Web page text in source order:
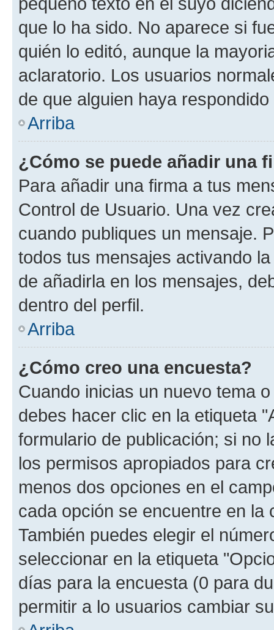
que lo ha sido. No aparece si
quién lo editó, aunque la
aclaratorio. Los usuarios
de que alguien haya
Arriba
¿Cómo se puede añadir una
Para añadir una firma a tus
Control de Usuario. Una vez
cuando publiques un mensaje.
todos tus mensajes activando
de añadirla en los mensajes,
dentro del perfil.
Arriba
¿Cómo creo una encuesta?
Cuando inicias un nuevo tema
debes hacer clic en la etiqueta
formulario de publicación; si no
los permisos apropiados para
menos dos opciones en el
cada opción se encuentre en
También puedes elegir el
seleccionar en la etiqueta
días para la encuesta (0 para
permitir a lo usuarios cambiar